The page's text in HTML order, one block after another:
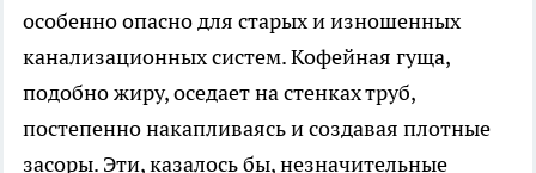
особенно опасно для старых и изношенных
канализационных систем. Кофейная гуща,
подобно жиру, оседает на стенках труб,
постепенно накапливаясь и создавая плотные
засоры. Эти, казалось бы, незначительные